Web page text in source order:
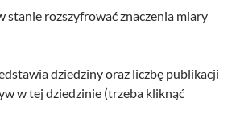
stanie rozszyfrować znaczenia miary
dziedziny oraz liczbę publikacji
w tej dziedzinie (trzeba kliknąć